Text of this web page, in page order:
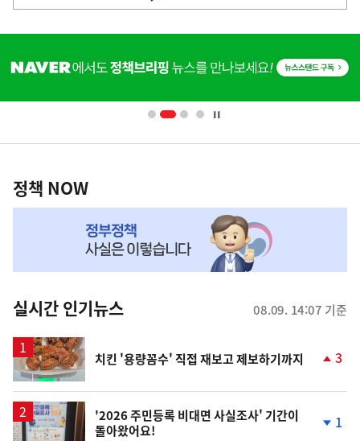
단
영
책
NOW,
뉴
스
정책 NOW
실시간 인기뉴스 08.09. 14:07 기준
치킨 '용량꼼수' 직접 재보고 제보하기까지
상
3
'2026 주민등록 비대면 사실조사' 기간이
돌아왔어요!
1